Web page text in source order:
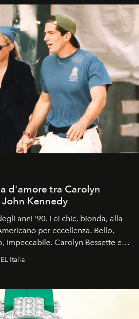
visione e desiderio.
d'amore tra Carolyn
Kennedy
anni '90. Lei chic, bionda, alla
per eccellenza. Bello,
impeccabile. Carolyn Bessette e
Italia